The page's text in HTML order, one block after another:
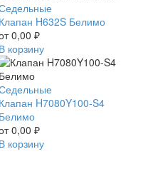
H632S
Клапан H632S Белимо
0,00 ₽
В корзину
H7080Y100-
S4
Клапан H7080Y100-S4
Белимо
0,00 ₽
В корзину